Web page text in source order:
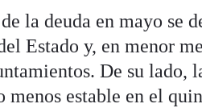
la deuda en mayo se
Estado y, en menor
De su lado,
menos estable en el